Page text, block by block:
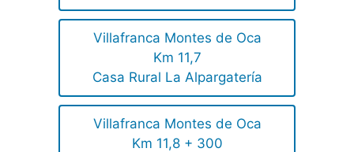
Villafranca Montes de Oca
Km 11,7
Casa Rural La Alpargatería
Villafranca Montes de Oca
Km 11,8 + 300